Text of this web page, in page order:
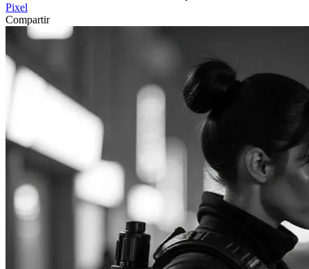
Pixel
Compartir